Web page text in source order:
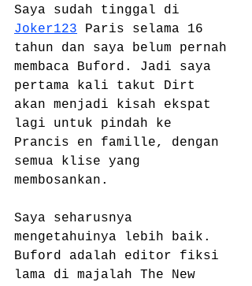
Saya sudah tinggal di
Joker123 Paris selama 16
tahun dan saya belum pernah
membaca Buford. Jadi saya
pertama kali takut Dirt
akan menjadi kisah ekspat
lagi untuk pindah ke
Prancis en famille, dengan
semua klise yang
membosankan.
Saya seharusnya
mengetahuinya lebih baik.
Buford adalah editor fiksi
lama di majalah The New